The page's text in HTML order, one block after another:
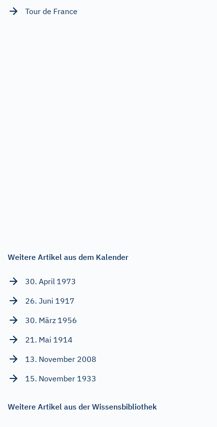
Tour de France
Weitere Artikel aus dem Kalender
30. April 1973
26. Juni 1917
30. März 1956
21. Mai 1914
13. November 2008
15. November 1933
Weitere Artikel aus der Wissensbibliothek